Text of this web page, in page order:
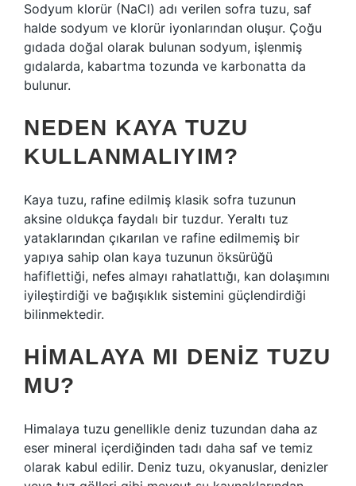
Sodyum klorür (NaCl) adı verilen sofra tuzu, saf
halde sodyum ve klorür iyonlarından oluşur. Çoğu
gıdada doğal olarak bulunan sodyum, işlenmiş
gıdalarda, kabartma tozunda ve karbonatta da
bulunur.
NEDEN KAYA TUZU
KULLANMALIYIM?
Kaya tuzu, rafine edilmiş klasik sofra tuzunun
aksine oldukça faydalı bir tuzdur. Yeraltı tuz
yataklarından çıkarılan ve rafine edilmemiş bir
yapıya sahip olan kaya tuzunun öksürüğü
hafiflettiği, nefes almayı rahatlattığı, kan dolaşımını
iyileştirdiği ve bağışıklık sistemini güçlendirdiği
bilinmektedir.
HIMALAYA MI DENIZ TUZU
MU?
Himalaya tuzu genellikle deniz tuzundan daha az
eser mineral içerdiğinden tadı daha saf ve temiz
olarak kabul edilir. Deniz tuzu, okyanuslar, denizler